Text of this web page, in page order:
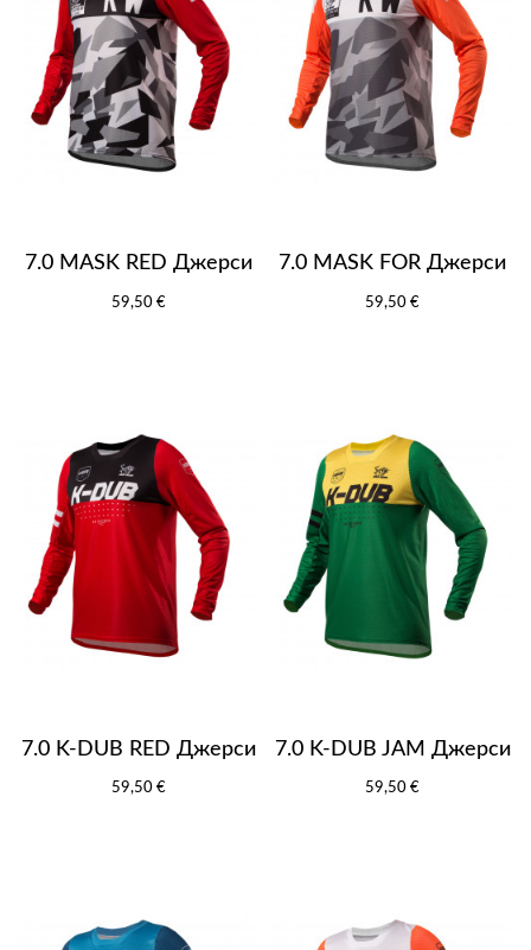
7.0 MASK RED Джерси
59,50 €
7.0 MASK FOR Джерси
59,50 €
7.0 K-DUB RED Джерси
59,50 €
7.0 K-DUB JAM Джерси
59,50 €